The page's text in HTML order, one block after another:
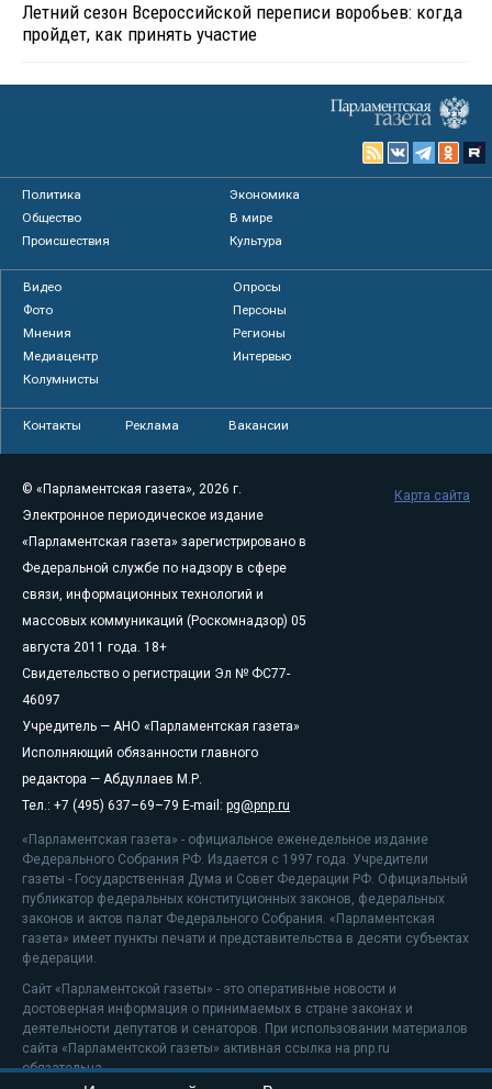
Летний сезон Всероссийской переписи воробьев: когда
пройдет, как принять участие
Политика
Экономика
Общество
В мире
Происшествия
Культура
Видео
Опросы
Фото
Персоны
Мнения
Регионы
Медиацентр
Интервью
Колумнисты
Контакты Реклама Вакансии
© «Парламентская газета», 2026 г.
Электронное периодическое издание
«Парламентская газета» зарегистрировано в
Федеральной службе по надзору в сфере
связи, информационных технологий и
массовых коммуникаций (Роскомнадзор) 05
августа 2011 года. 18+
Свидетельство о регистрации Эл № ФС77-
46097
Учредитель — АНО «Парламентская газета»
Исполняющий обязанности главного
редактора — Абдуллаев М.Р.
Тел.: +7 (495) 637–69–79 E-mail: pg@pnp.ru
«Парламентская газета» - официальное еженедельное издание
Федерального Собрания РФ. Издается с 1997 года. Учредители
газеты - Государственная Дума и Совет Федерации РФ. Официальный
публикатор федеральных конституционных законов, федеральных
законов и актов палат Федерального Собрания. «Парламентская
газета» имеет пункты печати и представительства в десяти субъектах
федерации.
Сайт «Парламентской газеты» - это оперативные новости и
достоверная информация о принимаемых в стране законах и
деятельности депутатов и сенаторов. При использовании материалов
сайта «Парламентской газеты» активная ссылка на pnp.ru
обязательна.
Карта сайта